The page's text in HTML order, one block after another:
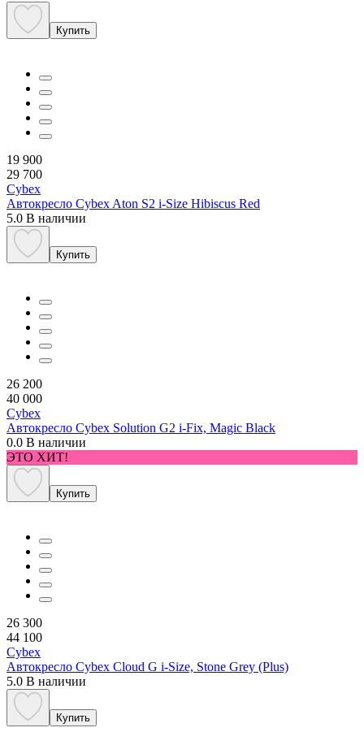
Купить
19 900
29 700
Cybex
Автокресло Cybex Aton S2 i-Size Hibiscus Red
5.0 В наличии
Купить
26 200
40 000
Cybex
Автокресло Cybex Solution G2 i-Fix, Magic Black
0.0 В наличии
ЭТО ХИТ!
Купить
26 300
44 100
Cybex
Автокресло Cybex Cloud G i-Size, Stone Grey (Plus)
5.0 В наличии
Купить